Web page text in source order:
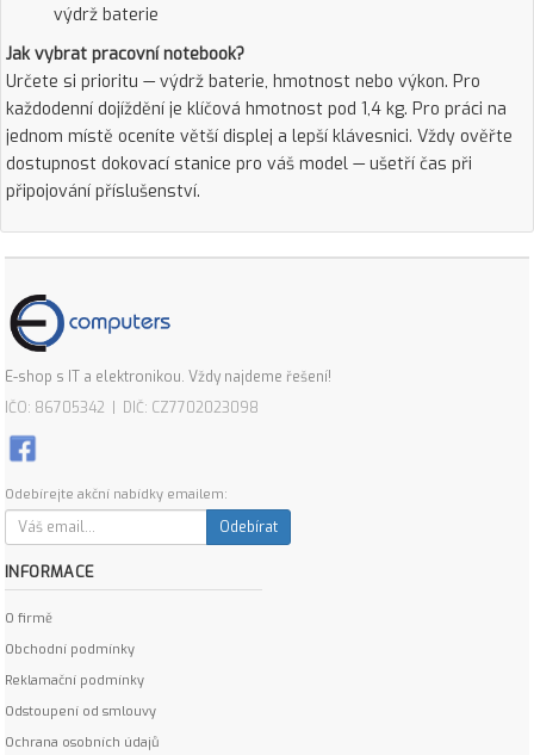
výdrž baterie
Jak vybrat pracovní notebook?
Určete si prioritu — výdrž baterie, hmotnost nebo výkon. Pro
každodenní dojíždění je klíčová hmotnost pod 1,4 kg. Pro práci na
jednom místě oceníte větší displej a lepší klávesnici. Vždy ověřte
dostupnost dokovací stanice pro váš model — ušetří čas při
připojování příslušenství.
E-shop s IT a elektronikou. Vždy najdeme řešení!
IČO: 86705342 | DIČ: CZ7702023098
Odebírejte akční nabídky emailem:
Odebírat
INFORMACE
O firmě
Obchodní podmínky
Reklamační podmínky
Odstoupení od smlouvy
Ochrana osobních údajů